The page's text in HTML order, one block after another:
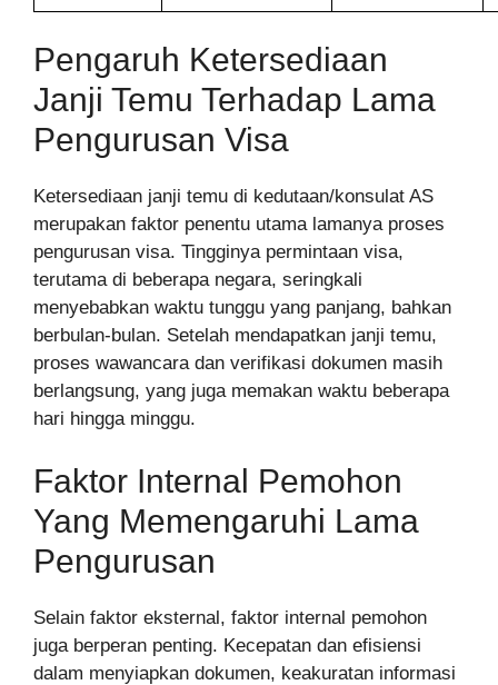
Pengaruh Ketersediaan
Janji Temu Terhadap Lama
Pengurusan Visa
Ketersediaan janji temu di kedutaan/konsulat AS
merupakan faktor penentu utama lamanya proses
pengurusan visa. Tingginya permintaan visa,
terutama di beberapa negara, seringkali
menyebabkan waktu tunggu yang panjang, bahkan
berbulan-bulan. Setelah mendapatkan janji temu,
proses wawancara dan verifikasi dokumen masih
berlangsung, yang juga memakan waktu beberapa
hari hingga minggu.
Faktor Internal Pemohon
Yang Memengaruhi Lama
Pengurusan
Selain faktor eksternal, faktor internal pemohon
juga berperan penting. Kecepatan dan efisiensi
dalam menyiapkan dokumen, keakuratan informasi